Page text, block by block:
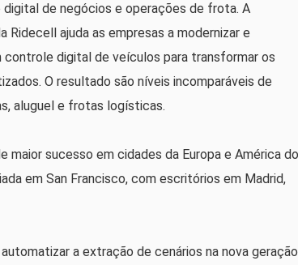
de negócios e operações de frota. A
ajuda as empresas a modernizar e
digital de veículos para transformar os
O resultado são níveis incomparáveis ​​de
aluguel e frotas logísticas.
maior sucesso em cidades da Europa e América do
em San Francisco, com escritórios em Madrid,
a extração de cenários na nova geração